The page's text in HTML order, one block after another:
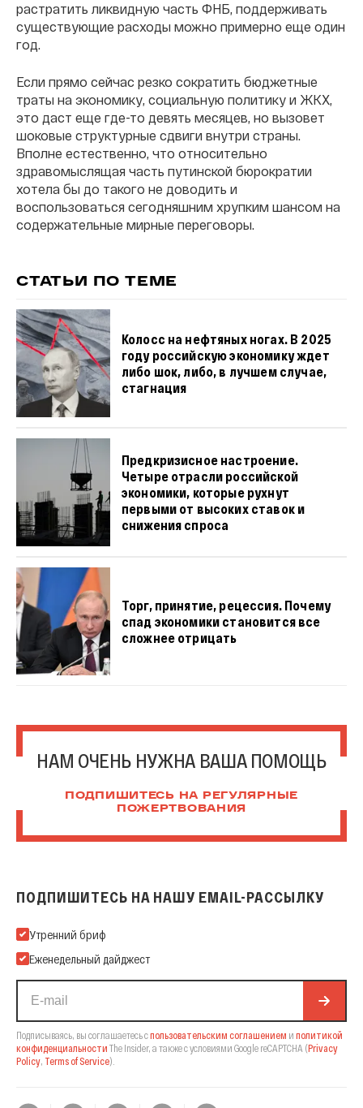
растратить ликвидную часть ФНБ, поддерживать
существующие расходы можно примерно еще один
год.
Если прямо сейчас резко сократить бюджетные
траты на экономику, социальную политику и ЖКХ,
это даст еще где-то девять месяцев, но вызовет
шоковые структурные сдвиги внутри страны.
Вполне естественно, что относительно
здравомыслящая часть путинской бюрократии
хотела бы до такого не доводить и
воспользоваться сегодняшним хрупким шансом на
содержательные мирные переговоры.
СТАТЬИ ПО ТЕМЕ
Колосс на нефтяных ногах. В 2025
году российскую экономику ждет
либо шок, либо, в лучшем случае,
стагнация
Предкризисное настроение.
Четыре отрасли российской
экономики, которые рухнут
первыми от высоких ставок и
снижения спроса
Торг, принятие, рецессия. Почему
спад экономики становится все
сложнее отрицать
НАМ ОЧЕНЬ НУЖНА ВАША ПОМОЩЬ
ПОДПИШИТЕСЬ НА РЕГУЛЯРНЫЕ
ПОЖЕРТВОВАНИЯ
ПОДПИШИТЕСЬ НА НАШУ EMAIL-РАССЫЛКУ
Подпишитесь на нашу Email-рассылку
Утренний бриф
Еженедельный дайджест
Подписываясь, вы соглашаетесь спользовательским соглашением и политикой
конфиденциальности The Insider, а также с условиями Google reCAPTCHA (Privacy
Policy, Terms of Service).